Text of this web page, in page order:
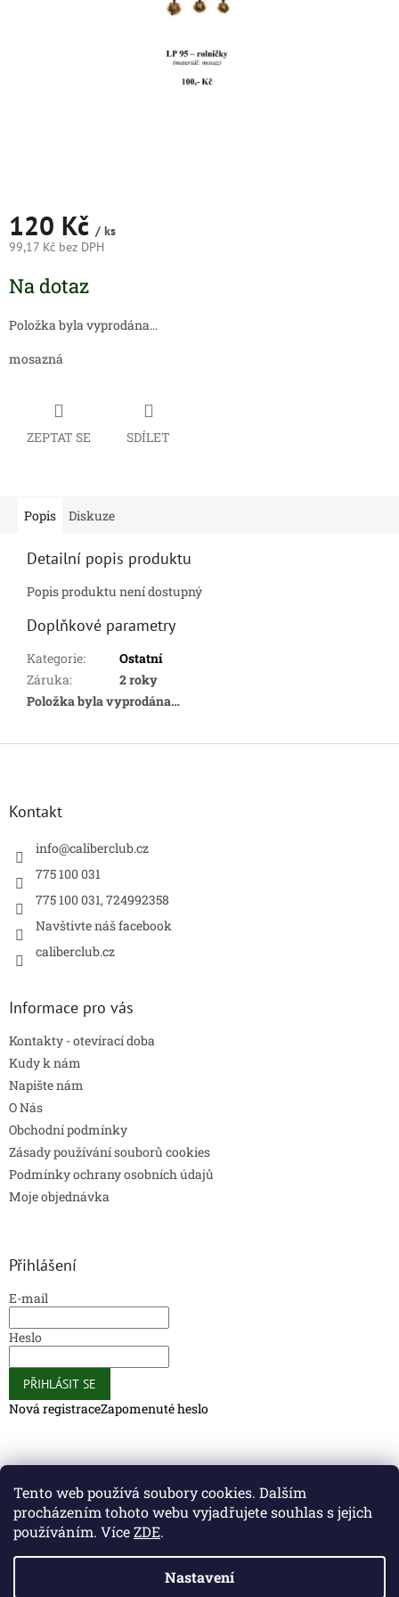
Tento web používá soubory cookies. Dalším
procházením tohoto webu vyjadřujete souhlas s jejich
používáním. VíceZDE.
Nastavení
120 Kč / ks
99,17 Kč bez DPH
cena:
Na dotaz
Položka byla vyprodána…
mosazná
ZEPTAT SE SDÍLET
Popis Diskuze
Detailní popis produktu
Popis produktu není dostupný
Doplňkové parametry
Kategorie:
Ostatní
Záruka:
2 roky
Položka byla vyprodána…
Z
Kontakt
info@caliberclub.cz
775 100 031
775 100 031, 724992358
Navštivte náš facebook
caliberclub.cz
Informace pro vás
Kontakty - otevírací doba
Kudy k nám
Napište nám
O Nás
Obchodní podmínky
Zásady používání souborů cookies
Podmínky ochrany osobních údajů
Moje objednávka
Přihlášení
E-mail
Heslo
PŘIHLÁSIT SE
Nová registraceZapomenuté heslo